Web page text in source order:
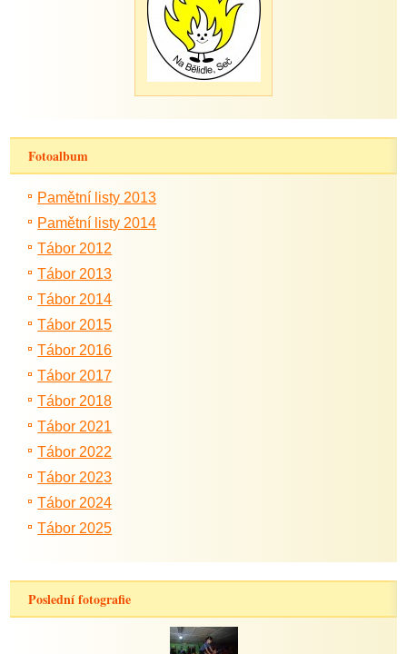
Fotoalbum
Pamětní listy 2013
Pamětní listy 2014
Tábor 2012
Tábor 2013
Tábor 2014
Tábor 2015
Tábor 2016
Tábor 2017
Tábor 2018
Tábor 2021
Tábor 2022
Tábor 2023
Tábor 2024
Tábor 2025
Poslední fotografie